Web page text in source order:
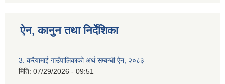
ऐन, कानुन तथा निर्देशिका
3. करैयामाई गाउँपालिकाको अर्थ सम्बन्धी ऐन, २०८३
मिति: 07/29/2026 - 09:51